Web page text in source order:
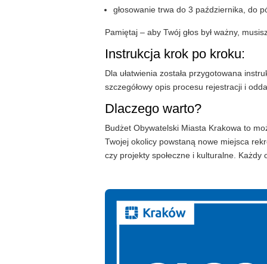
głosowanie trwa do 3 października, do
Pamiętaj – aby Twój głos był ważny,
Instrukcja krok po kroku:
Dla ułatwienia została przygotowana
szczegółowy opis procesu rejestracji i
Dlaczego warto?
Budżet Obywatelski Miasta Krakowa to
Twojej okolicy powstaną nowe miejsca
czy projekty społeczne i kulturalne. Każdy